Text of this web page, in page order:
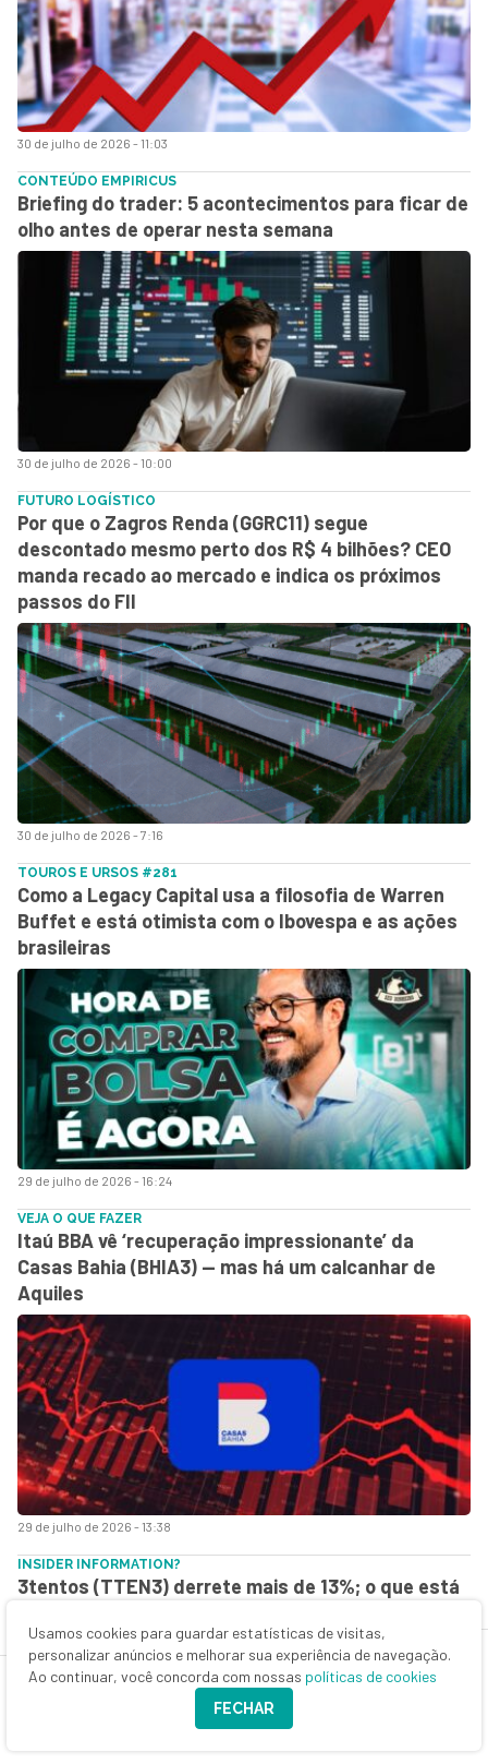
30 de julho de 2026 - 11:03
30 de julho de 2026 - 10:00
CONTEÚDO EMPIRICUS
Briefing do trader: 5 acontecimentos para ficar de
olho antes de operar nesta semana
30 de julho de 2026 - 7:16
FUTURO LOGÍSTICO
Por que o Zagros Renda (GGRC11) segue
descontado mesmo perto dos R$ 4 bilhões? CEO
manda recado ao mercado e indica os próximos
passos do FII
29 de julho de 2026 - 16:24
TOUROS E URSOS #281
Como a Legacy Capital usa a filosofia de Warren
Buffet e está otimista com o Ibovespa e as ações
brasileiras
29 de julho de 2026 - 13:38
VEJA O QUE FAZER
Itaú BBA vê ‘recuperação impressionante’ da
Casas Bahia (BHIA3) — mas há um calcanhar de
Aquiles
INSIDER INFORMATION?
3tentos (TTEN3) derrete mais de 13%; o que está
Usamos cookies para guardar estatísticas de visitas,
personalizar anúncios e melhorar sua experiência de navegação.
Ao continuar, você concorda com nossas políticas de cookies
FECHAR